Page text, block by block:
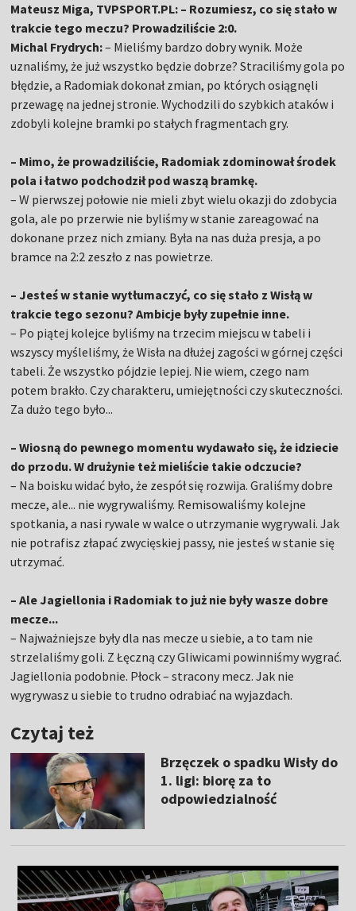
Mateusz Miga, TVPSPORT.PL: – Rozumiesz, co się stało w
trakcie tego meczu? Prowadziliście 2:0.
Michal Frydrych:– Mieliśmy bardzo dobry wynik. Może
uznaliśmy, że już wszystko będzie dobrze? Straciliśmy gola po
błędzie, a Radomiak dokonał zmian, po których osiągnęli
przewagę na jednej stronie. Wychodzili do szybkich ataków i
zdobyli kolejne bramki po stałych fragmentach gry.
– Mimo, że prowadziliście, Radomiak zdominował środek
pola i łatwo podchodził pod waszą bramkę.
– W pierwszej połowie nie mieli zbyt wielu okazji do zdobycia
gola, ale po przerwie nie byliśmy w stanie zareagować na
dokonane przez nich zmiany. Była na nas duża presja, a po
bramce na 2:2 zeszło z nas powietrze.
– Jesteś w stanie wytłumaczyć, co się stało z Wisłą w
trakcie tego sezonu? Ambicje były zupełnie inne.
– Po piątej kolejce byliśmy na trzecim miejscu w tabeli i
wszyscy myśleliśmy, że Wisła na dłużej zagości w górnej części
tabeli. Że wszystko pójdzie lepiej. Nie wiem, czego nam
potem brakło. Czy charakteru, umiejętności czy skuteczności.
Za dużo tego było...
– Wiosną do pewnego momentu wydawało się, że idziecie
do przodu. W drużynie też mieliście takie odczucie?
– Na boisku widać było, że zespół się rozwija. Graliśmy dobre
mecze, ale... nie wygrywaliśmy. Remisowaliśmy kolejne
spotkania, a nasi rywale w walce o utrzymanie wygrywali. Jak
nie potrafisz złapać zwycięskiej passy, nie jesteś w stanie się
utrzymać.
– Ale Jagiellonia i Radomiak to już nie były wasze dobre
mecze...
– Najważniejsze były dla nas mecze u siebie, a to tam nie
strzelaliśmy goli. Z Łęczną czy Gliwicami powinniśmy wygrać.
Jagiellonia podobnie. Płock – stracony mecz. Jak nie
wygrywasz u siebie to trudno odrabiać na wyjazdach.
Czytaj też
Brzęczek o spadku Wisły do
1. ligi: biorę za to
odpowiedzialność